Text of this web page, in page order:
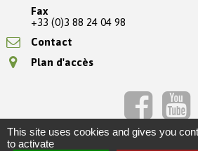
Fax
+33 (0)3 88 24 04 98
Contact
Plan d'accès
This site uses cookies and gives you
to activate